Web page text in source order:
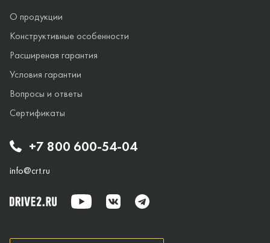
+7 800 600-54-04
info@crt.ru
О продукции
Конструктивные особенности
Расширеная гарантия
Условия гарантии
Вопросы и ответы
Сертификаты